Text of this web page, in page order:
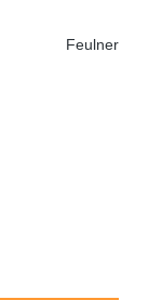
Feulner